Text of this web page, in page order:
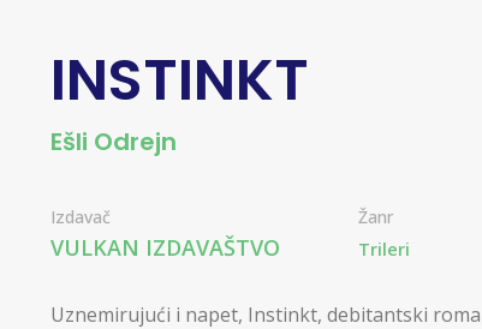
INSTINKT
Ešli Odrejn
Izdavač
VULKAN IZDAVAŠTVO
Žanr
Trileri
Uznemirujući i napet, Instinkt, debitantski